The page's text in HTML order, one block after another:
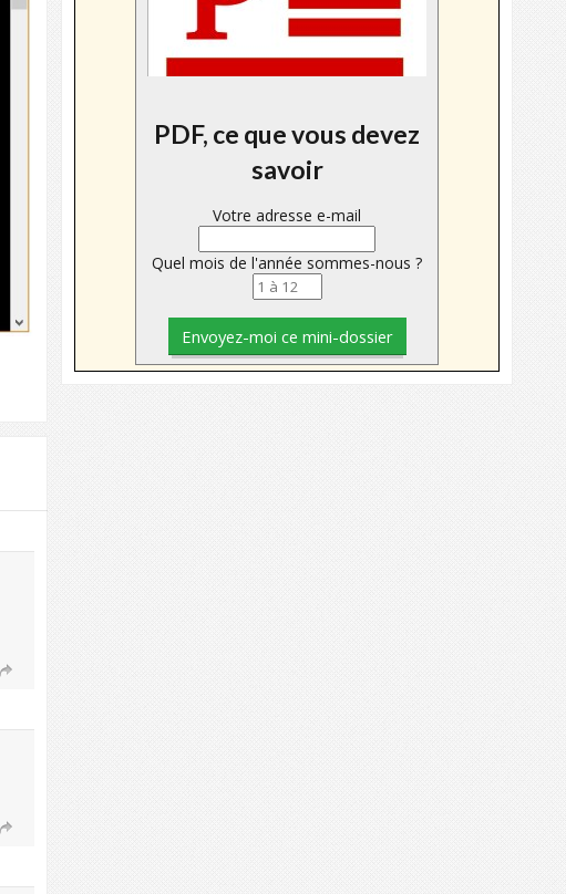
PDF, ce que vous devez
savoir
Votre adresse e-mail
Quel mois de l'année sommes-nous ?